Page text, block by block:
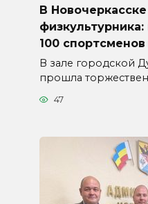
В
100
В зале городской
прошла
47